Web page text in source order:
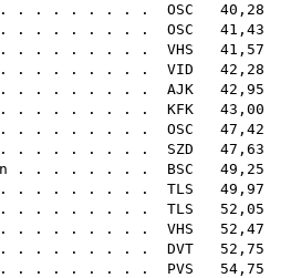
. . . . . . . . OSC 40,28
. . . . . . . . OSC 41,43
. . . . . . . . VHS 41,57
. . . . . . . . VID 42,28
. . . . . . . . AJK 42,95
. . . . . . . . KFK 43,00
. . . . . . . . OSC 47,42
. . . . . . . . SZD 47,63
. . . . . . . . BSC 49,25
. . . . . . . . TLS 49,97
. . . . . . . . TLS 52,05
. . . . . . . . VHS 52,47
. . . . . . . . DVT 52,75
. . . . . . . . PVS 54,75